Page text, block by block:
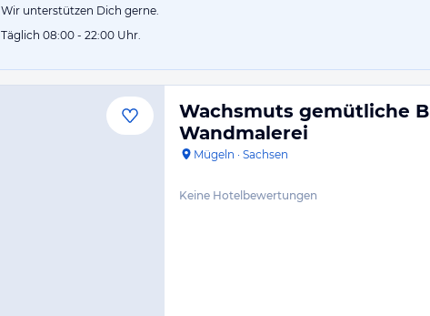
Wir unterstützen Dich gerne.
Täglich 08:00 - 22:00 Uhr.
Wachsmuts gemütliche
Wandmalerei
Mügeln · Sachsen
Keine Hotelbewertungen